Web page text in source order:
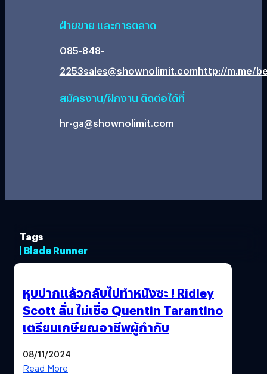
ฝ่ายขาย และการตลาด
085-848-
2253sales@shownolimit.comhttp://m.me/
สมัครงาน/ฝึกงาน ติดต่อได้ที่
hr-ga@shownolimit.com
Tags
| Blade Runner
หุบปากแล้วกลับไปทำหนังซะ ! Ridley
Scott ลั่น ไม่เชื่อ Quentin Tarantino
เตรียมเกษียณอาชีพผู้กำกับ
08/11/2024
Read More